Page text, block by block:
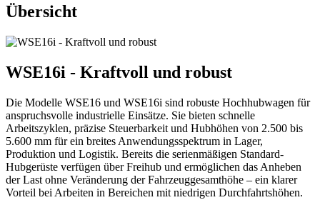
Übersicht
WSE16i - Kraftvoll und robust
Die Modelle WSE16 und WSE16i sind robuste Hochhubwagen für
anspruchsvolle industrielle Einsätze. Sie bieten schnelle
Arbeitszyklen, präzise Steuerbarkeit und Hubhöhen von 2.500 bis
5.600 mm für ein breites Anwendungsspektrum in Lager,
Produktion und Logistik. Bereits die serienmäßigen Standard-
Hubgerüste verfügen über Freihub und ermöglichen das Anheben
der Last ohne Veränderung der Fahrzeuggesamthöhe – ein klarer
Vorteil bei Arbeiten in Bereichen mit niedrigen Durchfahrtshöhen.